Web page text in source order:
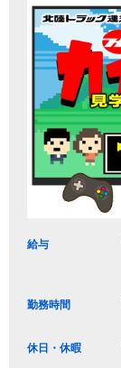
給与
勤務時間
休日・休暇